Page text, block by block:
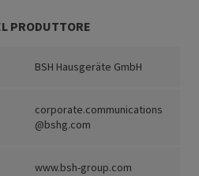
PRODUTTORE
BSH Hausgeräte GmbH
corporate.communications
@bshg.com
www.bsh-group.com